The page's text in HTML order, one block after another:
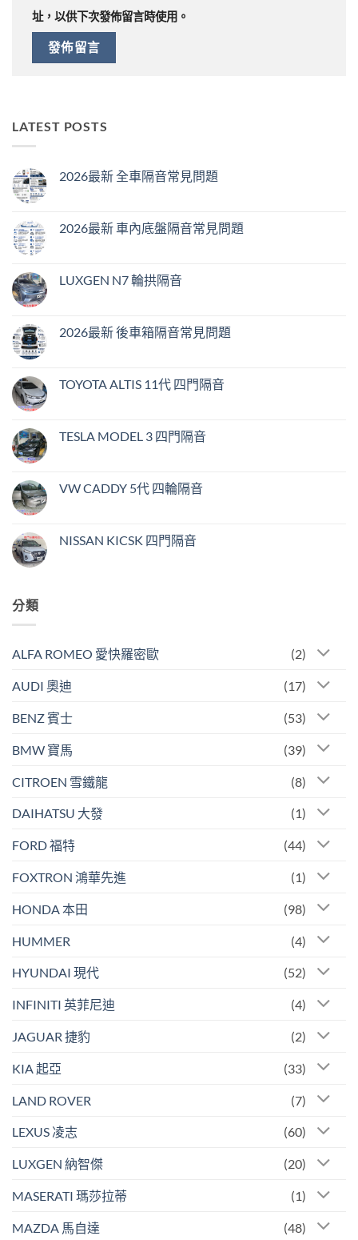
址，以供下次發佈留言時使用。
LATEST POSTS
2026最新 全車隔音常見問題
2026最新 車內底盤隔音常見問題
LUXGEN N7 輪拱隔音
2026最新 後車箱隔音常見問題
TOYOTA ALTIS 11代 四門隔音
TESLA MODEL 3 四門隔音
VW CADDY 5代 四輪隔音
NISSAN KICSK 四門隔音
分類
ALFA ROMEO 愛快羅密歐 (2)
AUDI 奧迪 (17)
BENZ 賓士 (53)
BMW 寶馬 (39)
CITROEN 雪鐵龍 (8)
DAIHATSU 大發 (1)
FORD 福特 (44)
FOXTRON 鴻華先進 (1)
HONDA 本田 (98)
HUMMER (4)
HYUNDAI 現代 (52)
INFINITI 英菲尼迪 (4)
JAGUAR 捷豹 (2)
KIA 起亞 (33)
LAND ROVER (7)
LEXUS 凌志 (60)
LUXGEN 納智傑 (20)
MASERATI 瑪莎拉蒂 (1)
MAZDA 馬自達 (48)